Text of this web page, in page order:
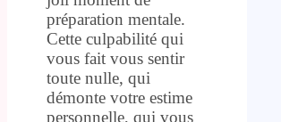
préparation mentale.
Cette culpabilité qui
vous fait vous sentir
toute nulle, qui
démonte votre estime
personnelle, qui vous